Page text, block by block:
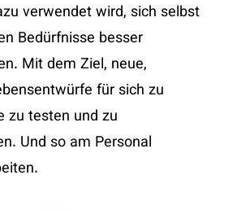
verwendet wird, sich selbst
Bedürfnisse besser
Mit dem Ziel, neue,
für sich zu
zu testen und zu
Und so am Personal